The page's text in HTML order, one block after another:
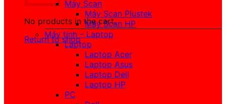
No products in the cart.
Return to shop
Máy Scan
Máy Scan Plustek
Máy Scan HP
Máy tính – Laptop
Laptop
Laptop Acer
Laptop Asus
Laptop Dell
Laptop HP
PC